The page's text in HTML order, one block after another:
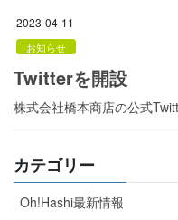
2023-04-11
お知らせ
Twitterを開設
株式会社橋本商店の公式
カテゴリー
Oh!Hashi最新情報